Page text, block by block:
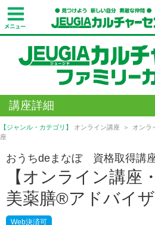
講座詳細
【ジャンル・カテゴリ】 オンライン講座 オンラ
座
おうちdeまなぼ 資格取得講
【オンライン講座
美薬膳®アドバイ
Web決済可